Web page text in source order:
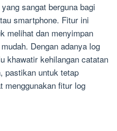
sangat berguna bagi
smartphone. Fitur ini
melihat dan menyimpan
Dengan adanya log
khawatir kehilangan catatan
pastikan untuk tetap
menggunakan fitur log